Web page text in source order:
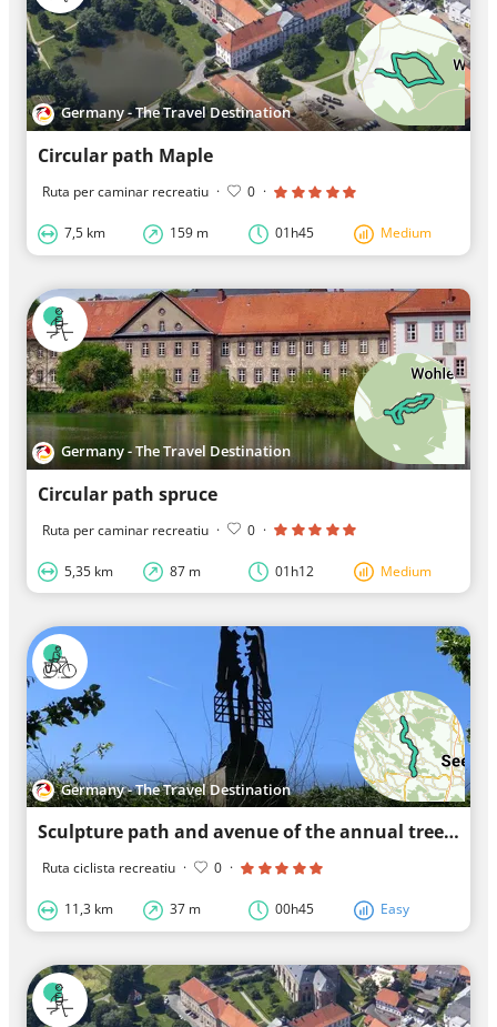
Germany - The Travel Destination
Circular path Maple
Ruta per caminar recreatiu · 0 ·
7,5 km 159 m 01h45 Medium
Germany - The Travel Destination
Circular path spruce
Ruta per caminar recreatiu · 0 ·
5,35 km 87 m 01h12 Medium
Germany - The Travel Destination
Sculpture path and avenue of the annual trees
Ruta ciclista recreatiu · 0 ·
11,3 km 37 m 00h45 Easy